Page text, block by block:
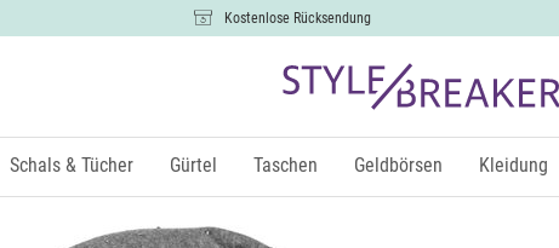
Kostenlose Rücksendung
Schals & Tücher Gürtel Taschen Geldbörsen Kleidung